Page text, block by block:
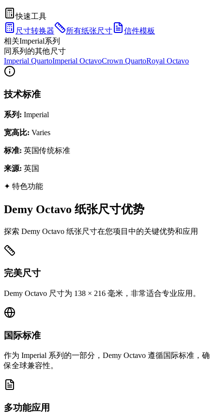
快速工具
尺寸转换器
所有纸张尺寸
信件模板
相关Imperial系列
同系列的其他尺寸
Imperial QuartoImperial OctavoCrown QuartoRoyal Octavo
技术标准
系列 : Imperial
宽高比: Varies
标准: 英国传统标准
来源: 英国
✦ 特色功能
Demy Octavo 纸张尺寸优势
探索 Demy Octavo 纸张尺寸在您项目中的关键优势和应用
完美尺寸
Demy Octavo 尺寸为 138 × 216 毫米，非常适合专业应用。
国际标准
作为 Imperial 系列的一部分，Demy Octavo 遵循国际标准，确
保全球兼容性。
多功能应用